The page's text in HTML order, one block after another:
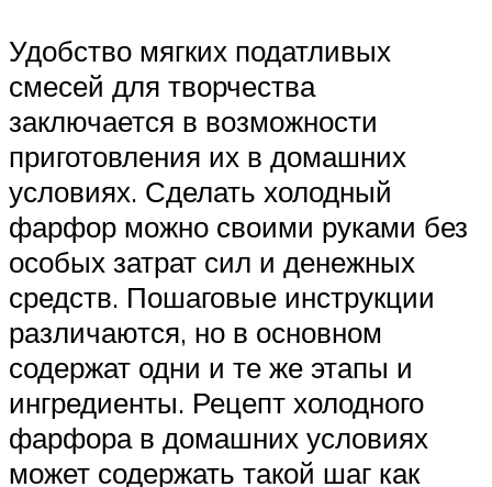
Удобство мягких податливых
смесей для творчества
заключается в возможности
приготовления их в домашних
условиях. Сделать холодный
фарфор можно своими руками без
особых затрат сил и денежных
средств. Пошаговые инструкции
различаются, но в основном
содержат одни и те же этапы и
ингредиенты. Рецепт холодного
фарфора в домашних условиях
может содержать такой шаг как